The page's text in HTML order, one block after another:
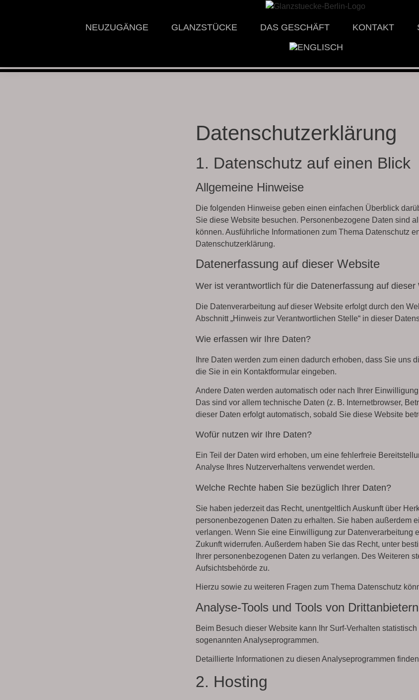
NEUZUGÄNGE GLANZSTÜCKE DAS GESCHÄFT KONTAKT
Datenschutz­erklärung
1. Datenschutz auf einen Blick
Allgemeine Hinweise
Die folgenden Hinweise geben einen einfachen Überblick
Sie diese Website besuchen. Personenbezogene Daten sind
können. Ausführliche Informationen zum Thema Datenschutz
Datenschutzerklärung.
Datenerfassung auf dieser Website
Wer ist verantwortlich für die Datenerfassung auf dieser
Die Datenverarbeitung auf dieser Website erfolgt durch den
Abschnitt „Hinweis zur Verantwortlichen Stelle“ in dieser
Wie erfassen wir Ihre Daten?
Ihre Daten werden zum einen dadurch erhoben, dass Sie uns
die Sie in ein Kontaktformular eingeben.
Andere Daten werden automatisch oder nach Ihrer
Das sind vor allem technische Daten (z. B. Internetbrowser,
dieser Daten erfolgt automatisch, sobald Sie diese Website
Wofür nutzen wir Ihre Daten?
Ein Teil der Daten wird erhoben, um eine fehlerfreie
Analyse Ihres Nutzerverhaltens verwendet werden.
Welche Rechte haben Sie bezüglich Ihrer Daten?
Sie haben jederzeit das Recht, unentgeltlich Auskunft über
personenbezogenen Daten zu erhalten. Sie haben außerdem
verlangen. Wenn Sie eine Einwilligung zur
Zukunft widerrufen. Außerdem haben Sie das Recht, unter
Ihrer personenbezogenen Daten zu verlangen. Des Weiteren
Aufsichtsbehörde zu.
Hierzu sowie zu weiteren Fragen zum Thema Datenschutz
Analyse-Tools und Tools von Dritt­anbietern
Beim Besuch dieser Website kann Ihr Surf-Verhalten
sogenannten Analyseprogrammen.
Detaillierte Informationen zu diesen Analyseprogrammen
2. Hosting